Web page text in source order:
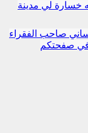
خسارة لي مدينة
صاحب الفقراء
في صفحتكم